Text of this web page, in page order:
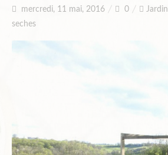
mercredi, 11 mai, 2016 0 Jardin
seches